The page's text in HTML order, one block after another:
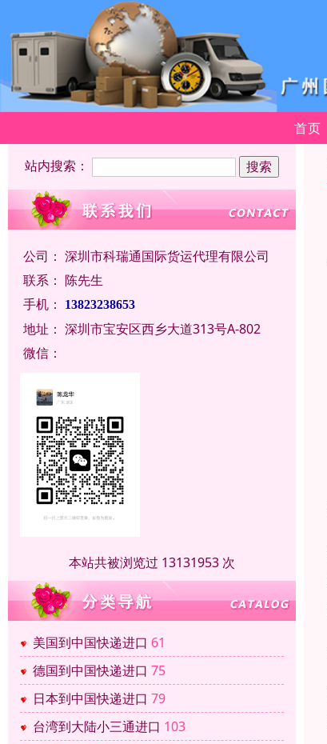
首页
站内搜索：
公司： 深圳市科瑞通国际货运代理有限公司
联系： 陈先生
手机：
13823238653
地址： 深圳市宝安区西乡大道313号A-802
微信：
本站共被浏览过 13131953 次
美国到中国快递进口 61
德国到中国快递进口 75
日本到中国快递进口 79
台湾到大陆小三通进口 103